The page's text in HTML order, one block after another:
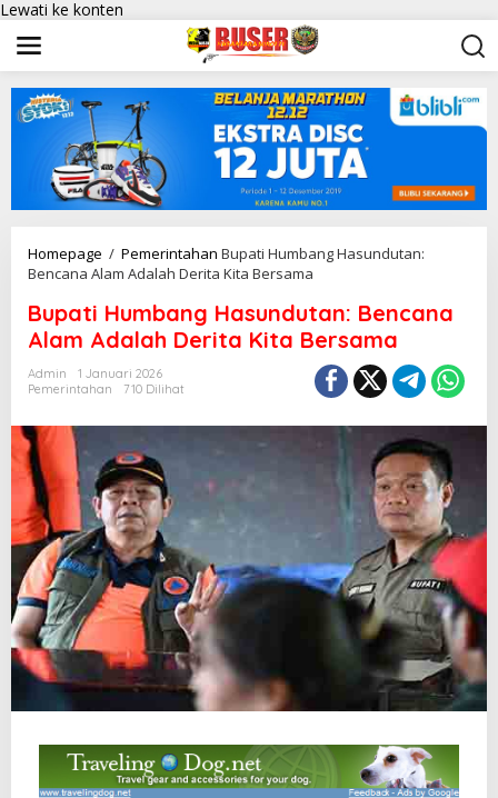
Lewati ke konten
Homepage / Pemerintahan Bupati Humbang Hasundutan:
Bencana Alam Adalah Derita Kita Bersama
Bupati Humbang Hasundutan: Bencana
Alam Adalah Derita Kita Bersama
Admin
1 Januari 2026
Pemerintahan
710 Dilihat